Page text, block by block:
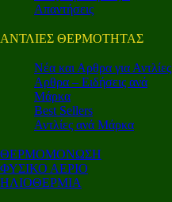
Απαντήσεις
ΑΝΤΛΙΕΣ ΘΕΡΜΟΤΗΤΑΣ
Nέα και Αρθρα για Αντλίες
Αρθρα – Ειδήσεις ανά
Μάρκα
Best Sellers
Αντλίες ανά Μάρκα
ΘΕΡΜΟΜΟΝΩΣΗ
ΦΥΣΙΚΟ ΑΕΡΙΟ
ΗΛΙΟΘΕΡΜΙΑ